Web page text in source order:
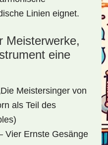
Linien eignet.
Meisterwerke,
eine
Meistersinger von
als Teil des
Vier Ernste Gesänge